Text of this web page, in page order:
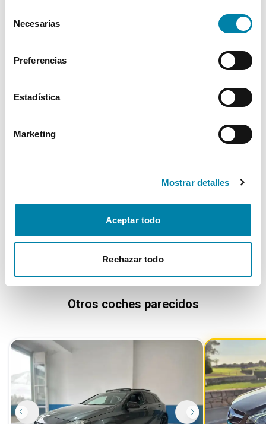
Necesarias
Preferencias
Estadística
Marketing
Mostrar detalles
Aceptar todo
Rechazar todo
Interior
Seguridad
Multimedia
* La información de Equipamiento puede no reflejar todos los detalles
Para cualquier duda, contacta con nuestro equipo.
Otros coches parecidos